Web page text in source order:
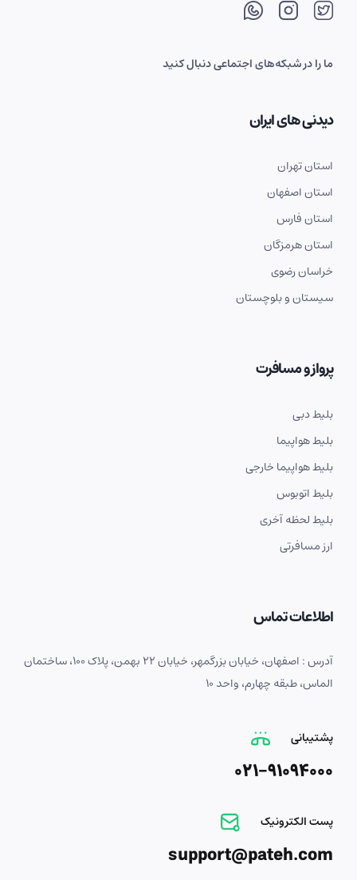
ما را در شبکه‌های اجتماعی دنبال کنید
دیدنی های ایران
استان تهران
استان اصفهان
استان فارس
استان هرمزگان
خراسان رضوی
سیستان و بلوچستان
پرواز و مسافرت
بلیط دبی
بلیط هواپیما
بلیط هواپیما خارجی
بلیط اتوبوس
بلیط لحظه آخری
ارز مسافرتی
اطلاعات تماس
آدرس : اصفهان، خیابان بزرگمهر، خیابان 22 بهمن، پلاک 100، ساختمان
الماس، طبقه چهارم، واحد 10
پشتیبانی
021-91094000
پست الکترونیک
support@pateh.com